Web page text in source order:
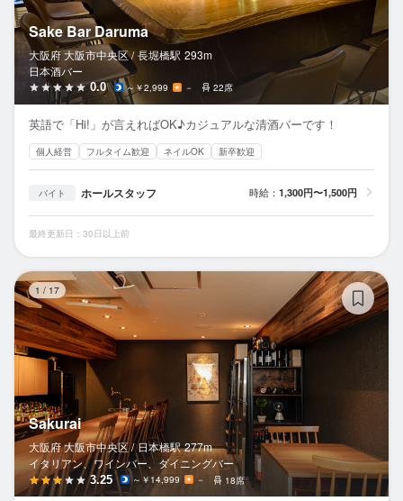
Sake Bar Daruma
大阪府 大阪市中央区 / 長堀橋駅 293m
日本酒バー
0.0 ～￥2,999 － 22席
英語で「Hi!」が言えればOK♪カジュアルな清酒バーです！
個人経営 フルタイム歓迎 ネイルOK 新卒歓迎
バイト ホールスタッフ 時給： 1,300円〜1,500円
最終更新日：30日以上前
1 / 17
Sakurai
大阪府 大阪市中央区 / 日本橋駅 277m
イタリアン、ワインバー、ダイニングバー
3.25 ～￥14,999 － 18席